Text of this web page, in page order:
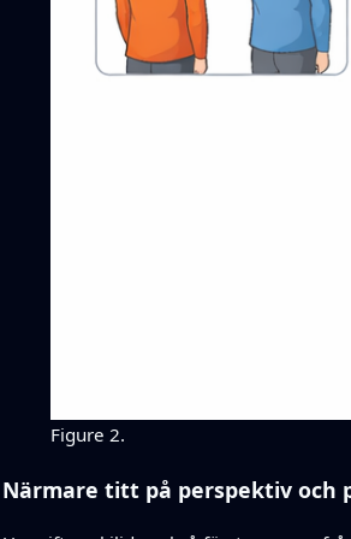
Figure 2.
Närmare titt på perspektiv och